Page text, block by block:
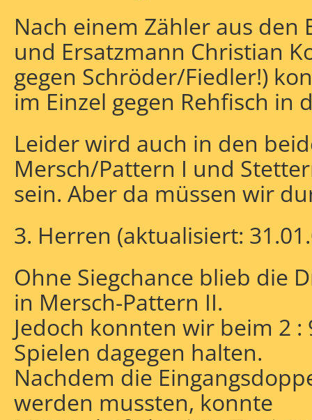
Nach einem Zähler aus den
und Ersatzmann Christian
gegen Schröder/Fiedler!)
im Einzel gegen Rehfisch in
Leider wird auch in den
Mersch/Pattern I und
sein. Aber da müssen wir
3. Herren (aktualisiert:
Ohne Siegchance blieb die
in Mersch-Pattern II.
Jedoch konnten wir beim 2 :
Spielen dagegen halten.
Nachdem die
werden mussten, konnte